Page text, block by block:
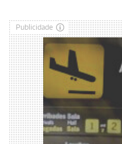
Publicidade